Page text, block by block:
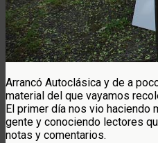
Arrancó Autoclásica y de a
material del que vayamos
El primer día nos vio haciendo
gente y conociendo lectores
notas y comentarios.